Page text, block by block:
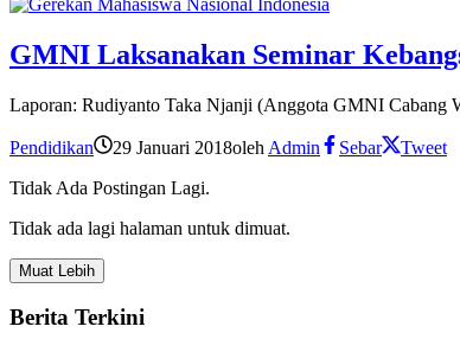
GMNI Laksanakan Seminar
Laporan: Rudiyanto Taka Njanji (Anggota GMNI Cabang
Pendidikan 29 Januari 2018oleh Admin Sebar
Tweet
Tidak Ada Postingan Lagi.
Tidak ada lagi halaman untuk dimuat.
Muat Lebih
Berita Terkini